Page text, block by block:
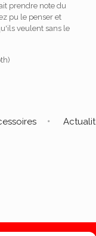
prendre note du
pu le penser et
veulent sans le